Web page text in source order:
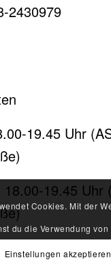
2430979
19.45 Uhr
19.45 Uhr
Cookies. Mit der
du die Verwendung von
Einstellungen akzeptieren